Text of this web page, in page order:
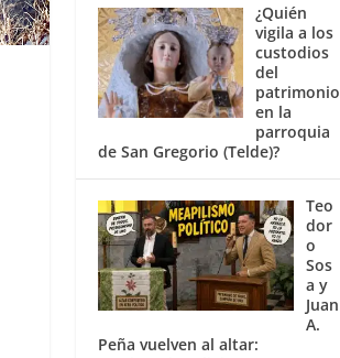
¿Quién
vigila a los
custodios
del
patrimonio
en la
parroquia
de San Gregorio (Telde)?
Teo
dor
o
Sos
a y
Juan
A.
Peña vuelven al altar: